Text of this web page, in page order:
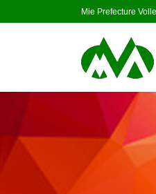
ン
に
ビ
ョ
動
Mie Prefecture